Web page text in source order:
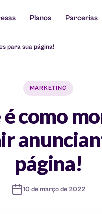
Planos Parcerias
para sua página!
MARKETING
como
página!
10 de março de 2022